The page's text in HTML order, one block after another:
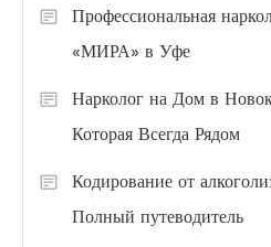
Профессиональная
«МИРА» в Уфе
Нарколог на Дом в
Которая Всегда Рядом
Кодирование от
Полный путеводитель